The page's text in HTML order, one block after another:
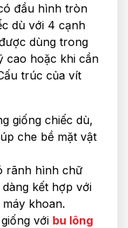
đầu hình tròn
dù với 4 cạnh
dùng trong
cao hoặc khi cần
trúc của vít
giống chiếc dù,
che bề mặt vật
rãnh hình chữ
kết hợp với
khoan.
với bu lông